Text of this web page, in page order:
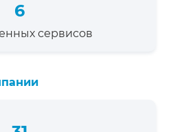
6
сервисов